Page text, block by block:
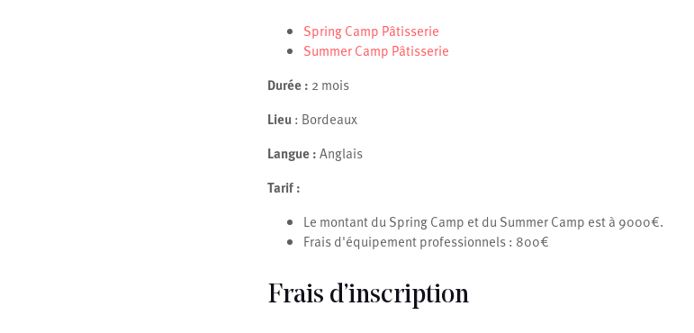
Spring Camp Pâtisserie
Summer Camp Pâtisserie
Durée : 2 mois
Lieu: Bordeaux
Langue :Anglais
Tarif :
Le montant du Spring Camp et du Summer Camp est à 9000€.
Frais d'équipement professionnels : 800€
Frais d’inscription